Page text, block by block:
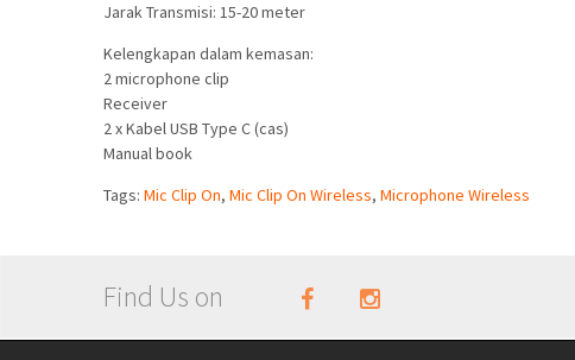
Jarak Transmisi: 15-20 meter
Kelengkapan dalam kemasan:
2 microphone clip
Receiver
2 x Kabel USB Type C (cas)
Manual book
Tags: Mic Clip On, Mic Clip On Wireless, Microphone Wireless
Find Us on